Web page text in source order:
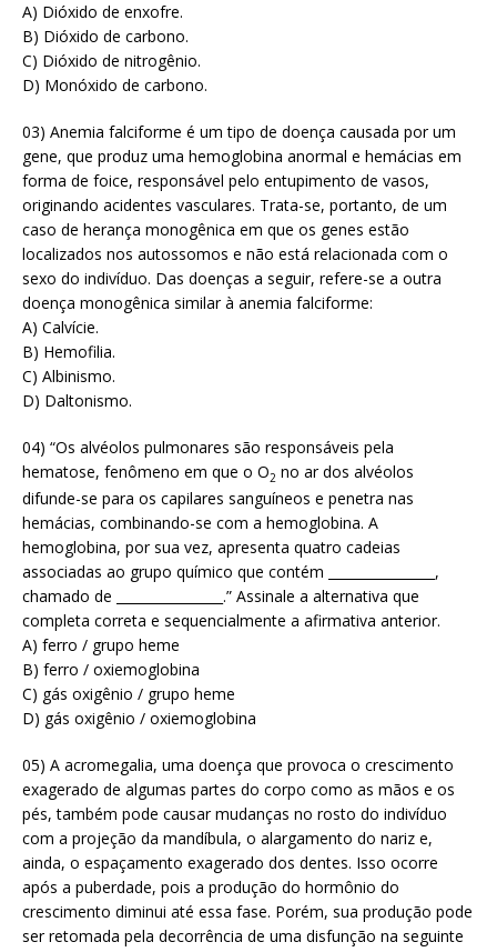
A) Dióxido de enxofre.
B) Dióxido de carbono.
C) Dióxido de nitrogênio.
D) Monóxido de carbono.
03) Anemia falciforme é um tipo de doença causada por um
gene, que produz uma hemoglobina anormal e hemácias em
forma de foice, responsável pelo entupimento de vasos,
originando acidentes vasculares. Trata-se, portanto, de um
caso de herança monogênica em que os genes estão
localizados nos autossomos e não está relacionada com o
sexo do indivíduo. Das doenças a seguir, refere-se a outra
doença monogênica similar à anemia falciforme:
A) Calvície.
B) Hemofilia.
C) Albinismo.
D) Daltonismo.
04) “Os alvéolos pulmonares são responsáveis pela
hematose, fenômeno em que o O2 no ar dos alvéolos
difunde-se para os capilares sanguíneos e penetra nas
hemácias, combinando-se com a hemoglobina. A
hemoglobina, por sua vez, apresenta quatro cadeias
associadas ao grupo químico que contém ________________,
chamado de ________________.” Assinale a alternativa que
completa correta e sequencialmente a afirmativa anterior.
A) ferro / grupo heme
B) ferro / oxiemoglobina
C) gás oxigênio / grupo heme
D) gás oxigênio / oxiemoglobina
05) A acromegalia, uma doença que provoca o crescimento
exagerado de algumas partes do corpo como as mãos e os
pés, também pode causar mudanças no rosto do indivíduo
com a projeção da mandíbula, o alargamento do nariz e,
ainda, o espaçamento exagerado dos dentes. Isso ocorre
após a puberdade, pois a produção do hormônio do
crescimento diminui até essa fase. Porém, sua produção pode
ser retomada pela decorrência de uma disfunção na seguinte